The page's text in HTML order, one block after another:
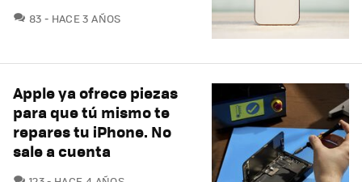
83 COMENTARIOS
HACE 3 AÑOS
Apple ya ofrece piezas
para que tú mismo te
repares tu iPhone. No
sale a cuenta
COMENTARIOS